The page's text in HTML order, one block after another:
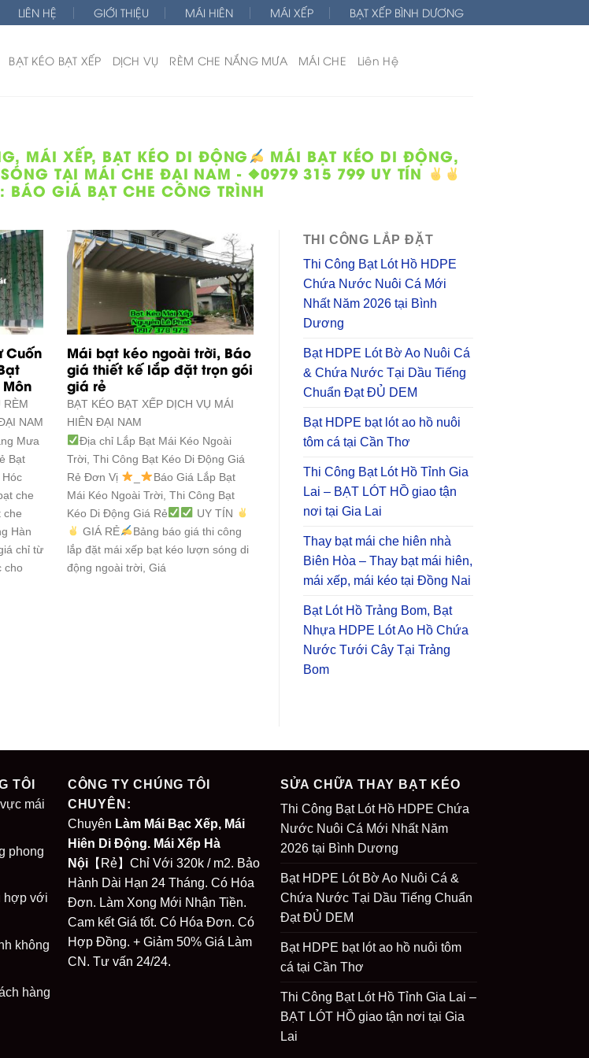
LIÊN HỆ GIỚI THIỆU MÁI HIÊN MÁI XẾP BẠT XẾP BÌNH DƯƠNG
BẠT KÉO BẠT XẾP DỊCH VỤ RÈM CHE NẮNG MƯA MÁI CHE Liên Hệ
MÁI XẾP, BẠT KÉO DI ĐỘNG
MÁI BẠT KÉO DI ĐỘNG,
TẠI MÁI CHE ĐẠI NAM - ❖0979 315 799 UY TÍN
: BÁO GIÁ BẠT CHE CÔNG TRÌNH
Cuốn
Môn
RÈM
NAM
Mưa
Bạt
che
che
Hàn
chỉ từ
cho
Mái bạt kéo ngoài trời, Báo
giá thiết kế lắp đặt trọn gói
giá rẻ
BẠT KÉO BẠT XẾP DỊCH VỤ MÁI
HIÊN ĐẠI NAM
Địa chỉ Lắp Bạt Mái Kéo Ngoài
Trời, Thi Công Bạt Kéo Di Động Giá
Rẻ Đơn Vị
Báo Giá Lắp Bạt
Mái Kéo Ngoài Trời, Thi Công Bạt
Kéo Di Động Giá Rẻ
UY TÍN
GIÁ RẺ
Bảng báo giá thi công
lắp đặt mái xếp bạt kéo lượn sóng di
động ngoài trời, Giá
THI CÔNG LẮP ĐẶT
Thi Công Bạt Lót Hồ HDPE
Chứa Nước Nuôi Cá Mới
Nhất Năm 2026 tại Bình
Dương
Bạt HDPE Lót Bờ Ao Nuôi Cá
& Chứa Nước Tại Dầu Tiếng
Chuẩn Đạt ĐỦ DEM
Bạt HDPE bạt lót ao hồ nuôi
tôm cá tại Cần Thơ
Thi Công Bạt Lót Hồ Tỉnh Gia
Lai – BẠT LÓT HỒ giao tận
nơi tại Gia Lai
Thay bạt mái che hiên nhà
Biên Hòa – Thay bạt mái hiên,
mái xếp, mái kéo tại Đồng Nai
Bạt Lót Hồ Trảng Bom, Bạt
Nhựa HDPE Lót Ao Hồ Chứa
Nước Tưới Cây Tại Trảng
Bom
TÔI
mái
phong
hợp với
không
hàng
CÔNG TY CHÚNG TÔI
CHUYÊN:
Chuyên Làm Mái Bạc Xếp, Mái
Hiên Di Động. Mái Xếp Hà
Nội【Rẻ】Chỉ Với 320k / m2. Bảo
Hành Dài Hạn 24 Tháng. Có Hóa
Đơn. Làm Xong Mới Nhận Tiền.
Cam kết Giá tốt. Có Hóa Đơn. Có
Hợp Đồng. + Giảm 50% Giá Làm
CN. Tư vấn 24/24.
SỬA CHỮA THAY BẠT KÉO
Thi Công Bạt Lót Hồ HDPE Chứa
Nước Nuôi Cá Mới Nhất Năm
2026 tại Bình Dương
Bạt HDPE Lót Bờ Ao Nuôi Cá &
Chứa Nước Tại Dầu Tiếng Chuẩn
Đạt ĐỦ DEM
Bạt HDPE bạt lót ao hồ nuôi tôm
cá tại Cần Thơ
Thi Công Bạt Lót Hồ Tỉnh Gia Lai –
BẠT LÓT HỒ giao tận nơi tại Gia
Lai